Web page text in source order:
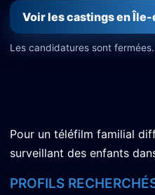
Voir les castings en
Les candidatures sont
Pour un téléfilm familial
surveillant des enfants
PROFILS